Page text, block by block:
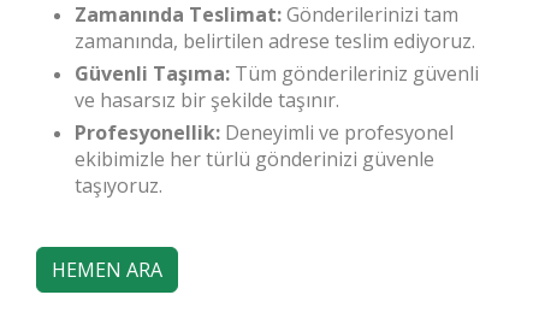
Zamanında Teslimat:Gönderilerinizi tam
zamanında, belirtilen adrese teslim ediyoruz.
Güvenli Taşıma: Tüm gönderileriniz güvenli
ve hasarsız bir şekilde taşınır.
Profesyonellik: Deneyimli ve profesyonel
ekibimizle her türlü gönderinizi güvenle
taşıyoruz.
HEMEN ARA